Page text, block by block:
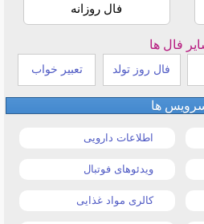
فال روزانه
فال ها
فال روز تولد تعبیر خواب
ها
اطلاعات دارویی
ویدئوهای فوتبال
کالری مواد غذایی